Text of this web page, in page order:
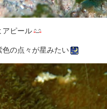
アピール
の点々が星みたい